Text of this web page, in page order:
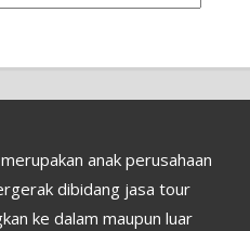
anak perusahaan
dibidang jasa tour
ke dalam maupun luar